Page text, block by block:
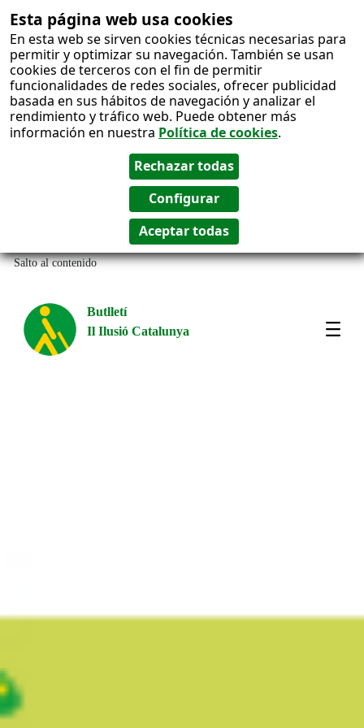
Esta página web usa cookies
En esta web se sirven cookies técnicas necesarias para
permitir y optimizar su navegación. También se usan
cookies de terceros con el fin de permitir
funcionalidades de redes sociales, ofrecer publicidad
basada en sus hábitos de navegación y analizar el
rendimiento y tráfico web. Puede obtener más
información en nuestra Política de cookies.
Salto al contenido
Butlletí
Il Ilusió Catalunya